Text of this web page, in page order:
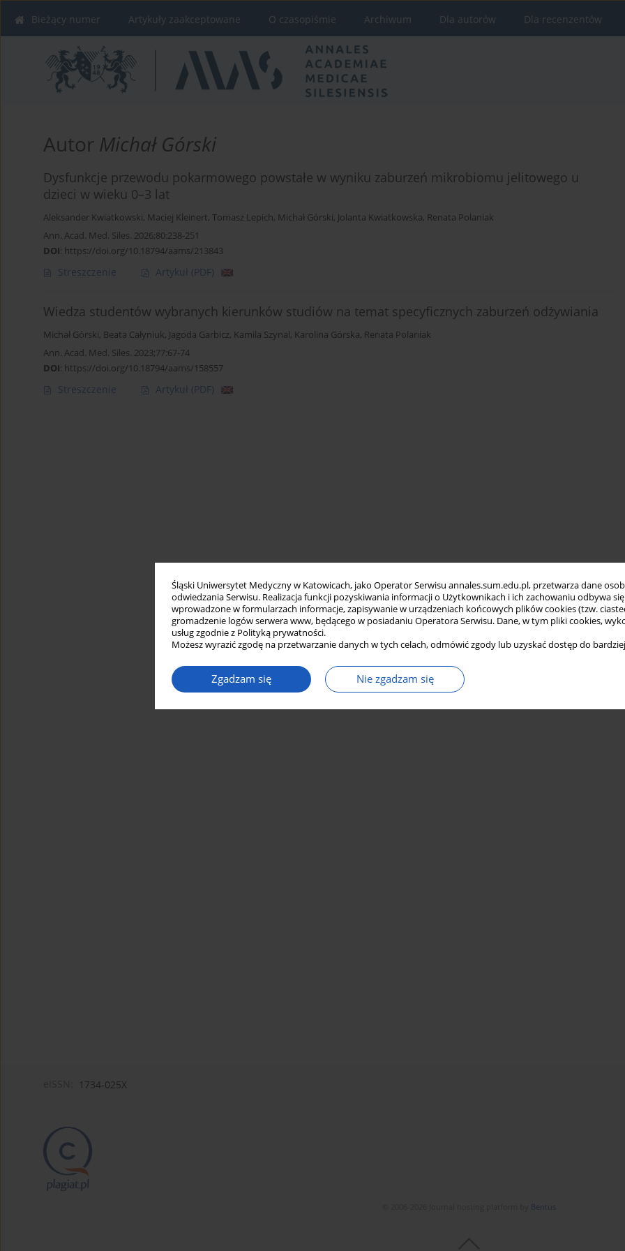
Śląski Uniwersytet Medyczny w Katowicach, jako Operator Serwisu annales.sum.edu.pl, przetwarza dane
odwiedzania Serwisu. Realizacja funkcji pozyskiwania informacji o Użytkownikach i ich zachowaniu odbywa
wprowadzone w formularzach informacje, zapisywanie w urządzeniach końcowych plików cookies (tzw.
gromadzenie logów serwera www, będącego w posiadaniu Operatora Serwisu. Dane, w tym pliki cookies,
usług zgodnie z Polityką prywatności.
Możesz wyrazić zgodę na przetwarzanie danych w tych celach, odmówić zgody lub uzyskać dostęp do
Zgadzam się Nie zgadzam się
Bieżący numer Artykuły zaakceptowane O czasopiśmie Archiwum Dla autorów Dla recenzentów
Autor Michał Górski
Dysfunkcje przewodu pokarmowego powstałe w wyniku zaburzeń mikrobiomu jelitowego u
dzieci w wieku 0–3 lat
Aleksander Kwiatkowski, Maciej Kleinert, Tomasz Lepich, Michał Górski, Jolanta Kwiatkowska, Renata Polaniak
Ann. Acad. Med. Siles. 2026;80:238-251
DOI: https://doi.org/10.18794/aams/213843
Streszczenie Artykuł (PDF)
Wiedza studentów wybranych kierunków studiów na temat specyficznych zaburzeń odżywiania
Michał Górski, Beata Całyniuk, Jagoda Garbicz, Kamila Szynal, Karolina Górska, Renata Polaniak
Ann. Acad. Med. Siles. 2023;77:67-74
DOI: https://doi.org/10.18794/aams/158557
Streszczenie Artykuł (PDF)
1734-025X
Bentus